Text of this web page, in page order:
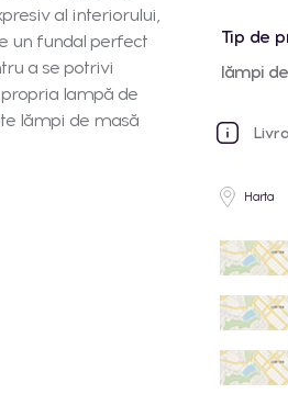
al interiorului,
un fundal perfect
a se potrivi
lampă de
lămpi de masă
Tip de
lămpi
Harta